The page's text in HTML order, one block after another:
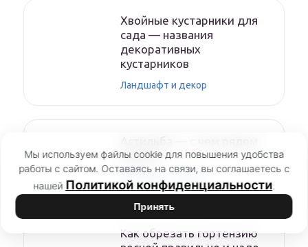
Хвойные кустарники для
сада — названия
декоративных
кустарников
Ландшафт и декор
сажать
Ландшафт и декор
Как обрезать гортензию
Мы используем файлы cookie для повышения удобства
работы с сайтом. Оставаясь на связи, вы соглашаетесь с
нашей Политикой конфиденциальности.
Принять